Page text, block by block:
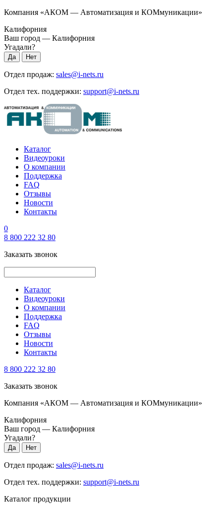
Компания «АКОМ — Автоматизация и КОМмуникации»
Калифорния
Ваш город — Калифорния
Угадали?
Отдел продаж: sales@i-nets.ru
Отдел тех. поддержки: support@i-nets.ru
Каталог
Видеоуроки
О компании
Поддержка
FAQ
Отзывы
Новости
Контакты
0
8 800 222 32 80
Заказать звонок
Каталог
Видеоуроки
О компании
Поддержка
FAQ
Отзывы
Новости
Контакты
8 800 222 32 80
Заказать звонок
Компания «АКОМ — Автоматизация и КОМмуникации»
Калифорния
Ваш город — Калифорния
Угадали?
Отдел продаж: sales@i-nets.ru
Отдел тех. поддержки: support@i-nets.ru
Каталог продукции